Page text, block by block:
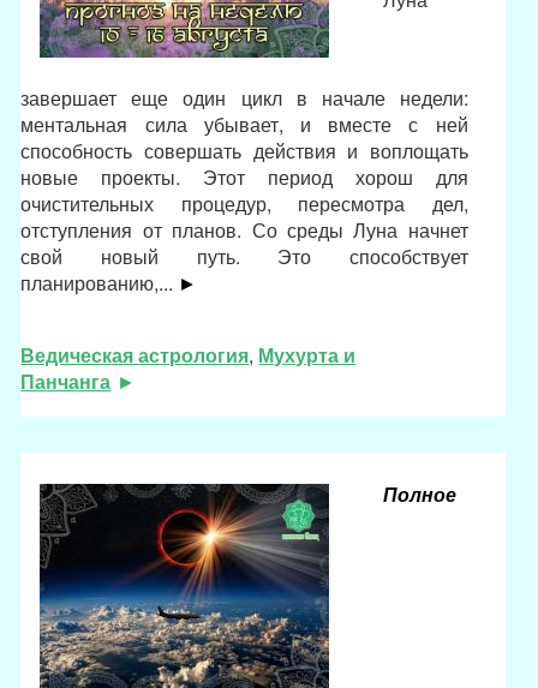
завершает еще один цикл в начале недели:
ментальная сила убывает, и вместе с ней
способность совершать действия и воплощать
новые проекты. Этот период хорош для
очистительных процедур, пересмотра дел,
отступления от планов. Со среды Луна начнет
свой новый путь. Это способствует
планированию,... ►
Ведическая астрология, Мухурта и
Панчанга
Полное